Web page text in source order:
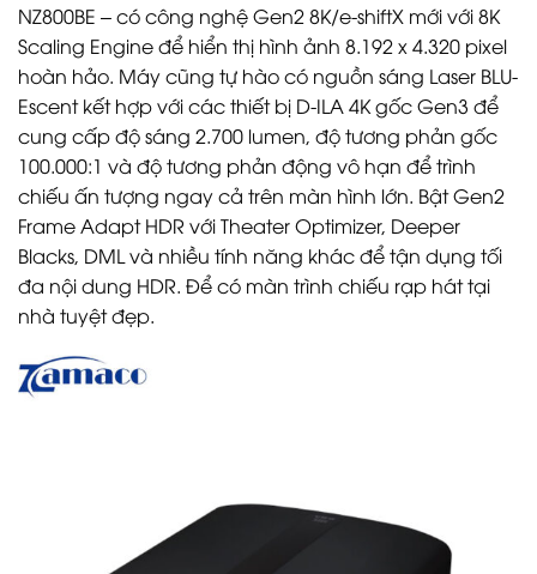
NZ800BE – có công nghệ Gen2 8K/e-shiftX mới với 8K
Scaling Engine để hiển thị hình ảnh 8.192 x 4.320 pixel
hoàn hảo. Máy cũng tự hào có nguồn sáng Laser BLU-
Escent kết hợp với các thiết bị D-ILA 4K gốc Gen3 để
cung cấp độ sáng 2.700 lumen, độ tương phản gốc
100.000:1 và độ tương phản động vô hạn để trình
chiếu ấn tượng ngay cả trên màn hình lớn. Bật Gen2
Frame Adapt HDR với Theater Optimizer, Deeper
Blacks, DML và nhiều tính năng khác để tận dụng tối
đa nội dung HDR. Để có màn trình chiếu rạp hát tại
nhà tuyệt đẹp.